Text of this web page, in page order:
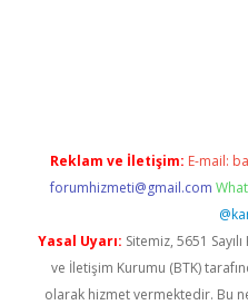
Reklam ve İletişim: E-mail:
forumhizmeti@gmail.com
Yasal Uyarı: Sitemiz, 5651
ve İletişim Kurumu (BTK)
olarak hizmet vermektedir. Bu